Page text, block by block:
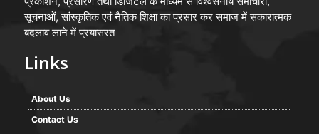
सूचनाओं, सांस्कृतिक एवं नैतिक शिक्षा का प्रसार कर समाज में सकारात्मक
बदलाव लाने में प्रयासरत
Links
About Us
Contact Us